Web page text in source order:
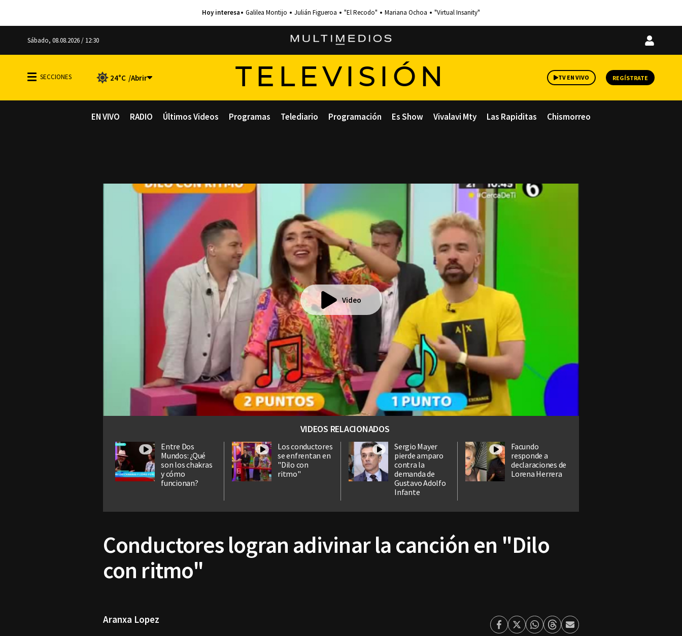
Galilea Montijo Julián Figueroa "El Recodo" Mariana Ochoa "Virtual Insanity"
Sábado, 08.08.2026 / 12:30
Iniciar
24°C TELEVISIÓN TV EN VIVO REGÍSTRATE
EN VIVO RADIO Últimos Videos Programas Telediario Programación Es Show Vivalavi Mty Las Rapiditas Chismorreo
Video
VIDEOS RELACIONADOS
Entre Dos
Mundos: ¿Qué
son los chakras
y cómo
funcionan?
Los conductores
se enfrentan en
"Dilo con
ritmo"
Sergio Mayer
pierde amparo
contra la
demanda de
Gustavo Adolfo
Infante
Facundo
responde a
declaraciones de
Lorena Herrera
Conductores logran adivinar la canción en "Dilo
con ritmo"
Aranxa Lopez
Facebook
TwitterWhatsapp
ThreadsEnviar